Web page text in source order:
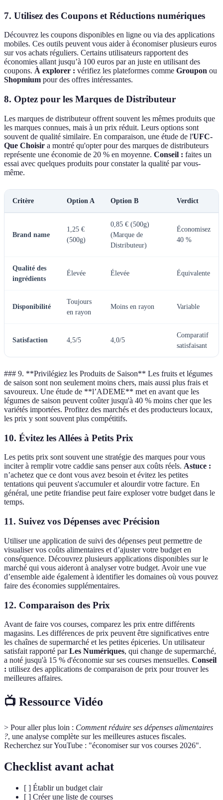
7. Utilisez des Coupons et Réductions numériques
Découvrez les coupons disponibles en ligne ou via des applications
mobiles. Ces outils peuvent vous aider à économiser plusieurs euros
sur vos achats réguliers. Certains utilisateurs rapportent des
économies allant jusqu’à 100 euros par an juste en utilisant des
coupons. À explorer : vérifiez les plateformes comme Groupon ou
Shopmium pour des offres intéressantes.
8. Optez pour les Marques de Distributeur
Les marques de distributeur offrent souvent les mêmes produits que
les marques connues, mais à un prix réduit. Leurs options sont
souvent de qualité similaire. En comparaison, une étude de l'UFC-
Que Choisir a montré qu'opter pour des marques de distributeurs
représente une économie de 20 % en moyenne. Conseil : faites un
essai avec quelques produits pour constater la qualité par vous-
même.
Critère Option A Option B Verdict
Brand name
1,25 €
(500g)
0,85 € (500g)
(Marque de
Distributeur)
Économisez
40 %
Qualité des
ingrédients
Élevée Élevée Équivalente
Disponibilité
Toujours
en rayon
Moins en rayon Variable
Satisfaction 4,5/5 4,0/5
Comparatif
satisfaisant
### 9. **Privilégiez les Produits de Saison** Les fruits et légumes
de saison sont non seulement moins chers, mais aussi plus frais et
savoureux. Une étude de **l’ADEME** met en avant que les
légumes de saison peuvent coûter jusqu'à 40 % moins cher que les
variétés importées. Profitez des marchés et des producteurs locaux,
les prix y sont souvent plus compétitifs.
10. Évitez les Allées à Petits Prix
Les petits prix sont souvent une stratégie des marques pour vous
inciter à remplir votre caddie sans penser aux coûts réels. Astuce :
n’achetez que ce dont vous avez besoin et évitez les petites
tentations qui peuvent s'accumuler et alourdir votre facture. En
général, une petite friandise peut faire exploser votre budget dans le
temps.
11. Suivez vos Dépenses avec Précision
Utiliser une application de suivi des dépenses peut permettre de
visualiser vos coûts alimentaires et d’ajuster votre budget en
conséquence. Découvrez plusieurs applications disponibles sur le
marché qui vous aideront à analyser votre budget. Avoir une vue
d’ensemble aide également à identifier les domaines où vous pouvez
faire des économies supplémentaires.
12. Comparaison des Prix
Avant de faire vos courses, comparez les prix entre différents
magasins. Les différences de prix peuvent être significatives entre
les chaînes de supermarché et les petites épiceries. Un utilisateur
satisfait rapporté parLes Numériques, qui change de supermarché,
a noté jusqu'à 15 % d'économie sur ses courses mensuelles. Conseil
: utilisez des applications de comparaison de prix pour trouver les
meilleures affaires.
📺 Ressource Vidéo
> Pour aller plus loin : Comment réduire ses dépenses alimentaires
?, une analyse complète sur les meilleures astuces fiscales.
Recherchez sur YouTube : "économiser sur vos courses 2026".
Checklist avant achat
[ ] Établir un budget clair
[ ] Créer une liste de courses